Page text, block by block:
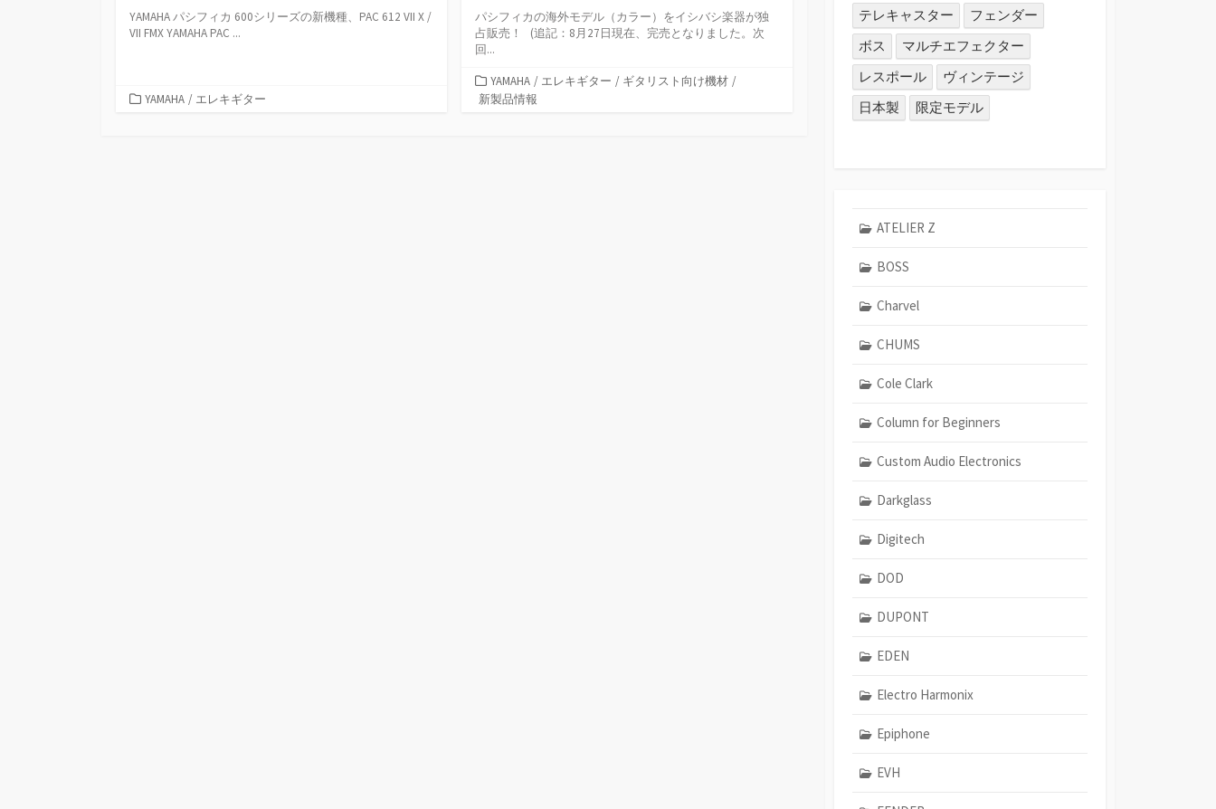
YAMAHA パシフィカ 600シリーズの新機種、PAC 612 VII X /
VII FMX YAMAHA PAC ...
カYAMAHA / エレキギター
パシフィカの海外モデル（カラー）をイシバシ楽器が独
占販売！ (追記：8月27日現在、完売となりました。次
回...
カ
テ
YAMAHA / エレキギター / ギタリスト向け機材 /
新製品情報
テレキャスター
フェンダー
ボス
マルチエフェクター
レスポール
ヴィンテージ
日本製
限定モデル
ATELIER Z
BOSS
Charvel
CHUMS
Cole Clark
Column for Beginners
Custom Audio Electronics
Darkglass
Digitech
DOD
DUPONT
EDEN
Electro Harmonix
Epiphone
EVH